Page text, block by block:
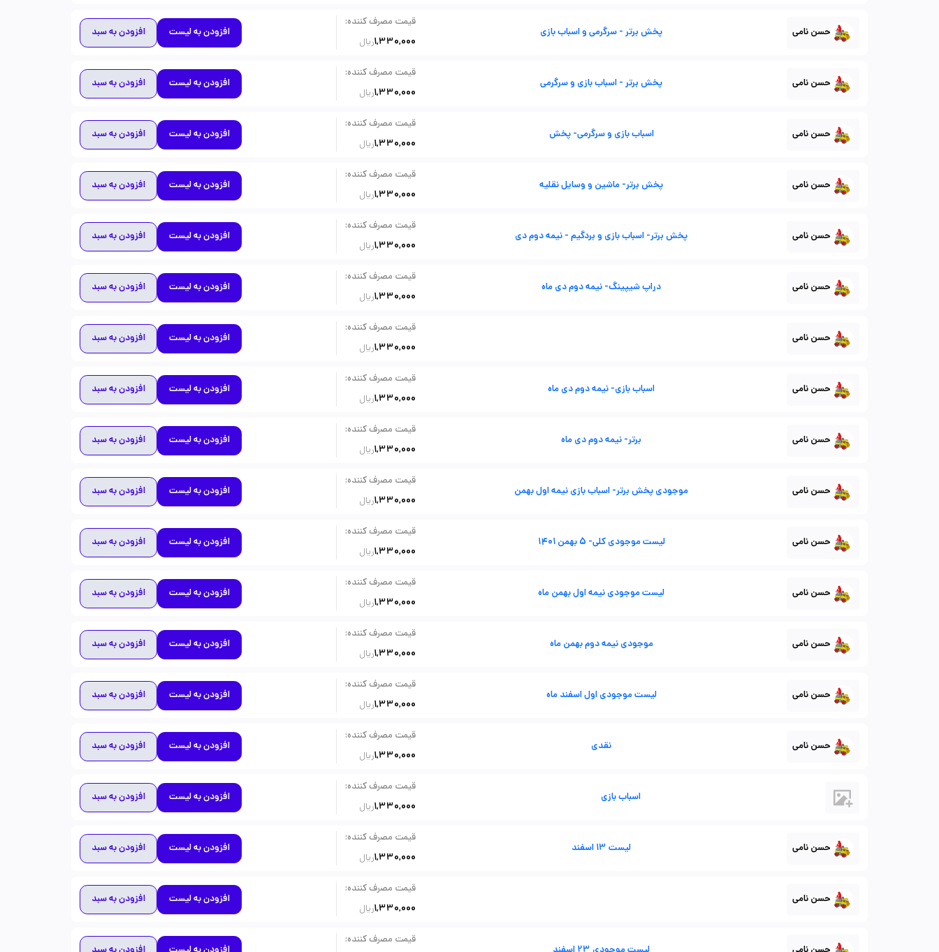
حسن نامی پخش برتر - سرگرمی و اسباب بازی
قیمت مصرف کننده:
1,330,000ریال
افزودن به لیست افزودن به سبد
حسن نامی پخش برتر - اسباب بازی و سرگرمی
قیمت مصرف کننده:
1,330,000ریال
افزودن به لیست افزودن به سبد
حسن نامی اسباب بازی و سرگرمی- پخش
قیمت مصرف کننده:
1,330,000ریال
افزودن به لیست افزودن به سبد
حسن نامی پخش برتر- ماشین و وسایل نقلیه
قیمت مصرف کننده:
1,330,000ریال
افزودن به لیست افزودن به سبد
حسن نامی پخش برتر- اسباب بازی و بردگیم - نیمه دوم دی
قیمت مصرف کننده:
1,330,000ریال
افزودن به لیست افزودن به سبد
حسن نامی دراپ شیپینگ- نیمه دوم دی ماه
قیمت مصرف کننده:
1,330,000ریال
افزودن به لیست افزودن به سبد
حسن نامی
قیمت مصرف کننده:
1,330,000ریال
افزودن به لیست افزودن به سبد
حسن نامی اسباب بازی- نیمه دوم دی ماه
قیمت مصرف کننده:
1,330,000ریال
افزودن به لیست افزودن به سبد
حسن نامی برتر- نیمه دوم دی ماه
قیمت مصرف کننده:
1,330,000ریال
افزودن به لیست افزودن به سبد
حسن نامی موجودی پخش برتر- اسباب بازی نیمه اول بهمن
قیمت مصرف کننده:
1,330,000ریال
افزودن به لیست افزودن به سبد
حسن نامی لیست موجودی کلی- 5 بهمن 1401
قیمت مصرف کننده:
1,330,000ریال
افزودن به لیست افزودن به سبد
حسن نامی لیست موجودی نیمه اول بهمن ماه
قیمت مصرف کننده:
1,330,000ریال
افزودن به لیست افزودن به سبد
حسن نامی موجودی نیمه دوم بهمن ماه
قیمت مصرف کننده:
1,330,000ریال
افزودن به لیست افزودن به سبد
حسن نامی لیست موجودی اول اسفند ماه
قیمت مصرف کننده:
1,330,000ریال
افزودن به لیست افزودن به سبد
حسن نامی نقدی
قیمت مصرف کننده:
1,330,000ریال
افزودن به لیست افزودن به سبد
اسباب بازی
قیمت مصرف کننده:
1,330,000ریال
افزودن به لیست افزودن به سبد
حسن نامی لیست 13 اسفند
قیمت مصرف کننده:
1,330,000ریال
افزودن به لیست افزودن به سبد
حسن نامی
قیمت مصرف کننده:
1,330,000ریال
افزودن به لیست افزودن به سبد
قیمت مصرف کننده: